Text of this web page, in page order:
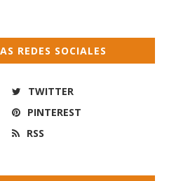
REDES SOCIALES
TWITTER
PINTEREST
RSS